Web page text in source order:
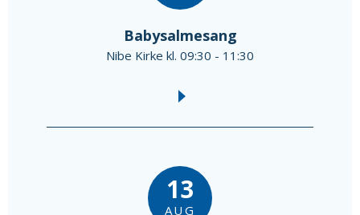
Babysalmesang
Nibe Kirke kl. 09:30 - 11:30
13
AUG